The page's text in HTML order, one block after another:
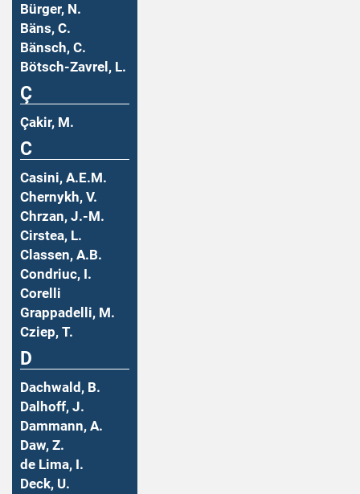
Bürger, N.
Bäns, C.
Bänsch, C.
Bötsch-Zavrel, L.
Ç
Çakir, M.
C
Casini, A.E.M.
Chernykh, V.
Chrzan, J.-M.
Cirstea, L.
Classen, A.B.
Condriuc, I.
Corelli
Grappadelli, M.
Cziep, T.
D
Dachwald, B.
Dalhoff, J.
Dammann, A.
Daw, Z.
de Lima, I.
Deck, U.